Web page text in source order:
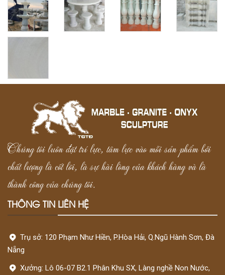
Chúng tôi luôn đặt trí lực, tâm lực vào mỗi sản phẩm bởi
chất lượng là cốt lõi, là sự hài lòng của khách hàng và là
thành công của chúng tôi.
THÔNG TIN LIÊN HỆ
Trụ sở: 120 Phạm Như Hiền, P.Hòa Hải, Q.Ngũ Hành Sơn, Đà
Nẵng
Xưởng: Lô 06-07 B2.1 Phân Khu SX, Làng nghề Non Nước,